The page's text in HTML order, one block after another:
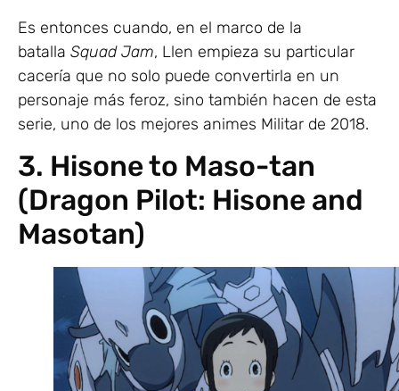
Es entonces cuando, en el marco de la
batalla Squad Jam, Llen empieza su particular
cacería que no solo puede convertirla en un
personaje más feroz, sino también hacen de esta
serie, uno de los mejores animes Militar de 2018.
3. Hisone to Maso-tan
(Dragon Pilot: Hisone and
Masotan)